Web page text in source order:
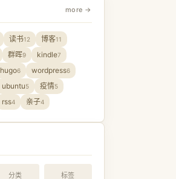
more →
读书12 博客11
群晖9 kindle7
hugo6 wordpress6
ubuntu5 疫情5
rss4 亲子4
分类 标签